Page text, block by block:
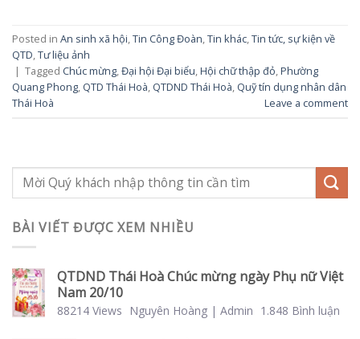
Posted in An sinh xã hội,Tin Công Đoàn,Tin khác,Tin tức, sự kiện về
QTD,Tư liệu ảnh
| Tagged Chúc mừng,Đại hội Đại biểu,Hội chữ thập đỏ,Phường
Quang Phong, QTD Thái Hoà, QTDND Thái Hoà, Quỹ tín dụng nhân dân
Thái Hoà
Leave a comment
BÀI VIẾT ĐƯỢC XEM NHIỀU
QTDND Thái Hoà Chúc mừng ngày Phụ nữ Việt
Nam 20/10
88214 Views Nguyên Hoàng | Admin 1.848 Bình luận